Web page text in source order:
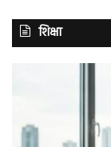
शिक्षा